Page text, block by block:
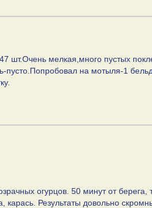
шт.Очень мелкая,много пустых
на мотыля-1
огурцов. 50 минут от берега,
Результаты довольно